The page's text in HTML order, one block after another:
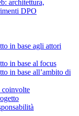
architettura,
DPO
in base agli attori
in base al focus
in base all’ambito di
coinvolte